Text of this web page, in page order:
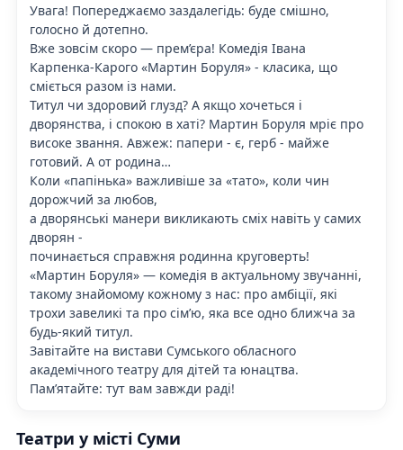
Увага! Попереджаємо заздалегідь: буде смішно,
голосно й дотепно.
Вже зовсім скоро — прем’єра! Комедія Івана
Карпенка-Карого «Мартин Боруля» - класика, що
сміється разом із нами.
Титул чи здоровий глузд? А якщо хочеться і
дворянства, і спокою в хаті? Мартин Боруля мріє про
високе звання. Авжеж: папери - є, герб - майже
готовий. А от родина…
Коли «папінька» важливіше за «тато», коли чин
дорожчий за любов,
а дворянські манери викликають сміх навіть у самих
дворян -
починається справжня родинна круговерть!
«Мартин Боруля» — комедія в актуальному звучанні,
такому знайомому кожному з нас: про амбіції, які
трохи завеликі та про сім’ю, яка все одно ближча за
будь-який титул.
Завітайте на вистави Сумського обласного
академічного театру для дітей та юнацтва.
Пам’ятайте: тут вам завжди раді!
Театри у місті Суми